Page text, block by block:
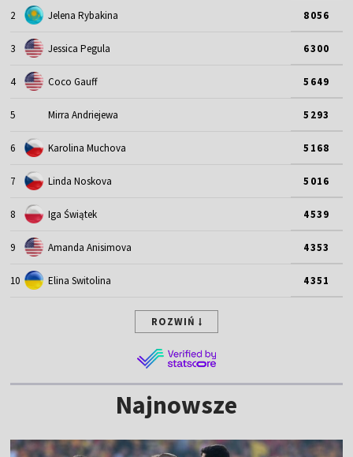
2 Jelena Rybakina 8056
3 Jessica Pegula 6300
4 Coco Gauff 5649
5 Mirra Andriejewa 5293
6 Karolina Muchova 5168
7 Linda Noskova 5016
8 Iga Świątek 4539
9 Amanda Anisimova 4353
10 Elina Switolina 4351
ROZWIŃ
Najnowsze